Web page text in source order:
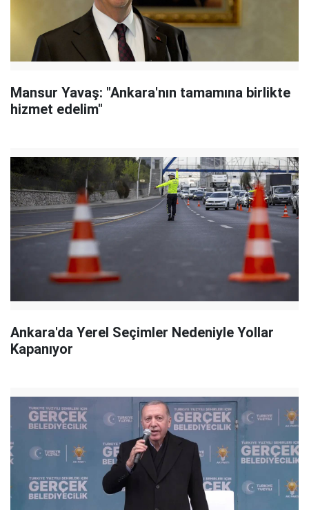
Mansur Yavaş: "Ankara'nın tamamına birlikte
hizmet edelim"
Ankara'da Yerel Seçimler Nedeniyle Yollar
Kapanıyor